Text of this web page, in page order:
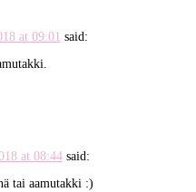
at 09:01 said:
at 08:44 said:
tai aamutakki :)